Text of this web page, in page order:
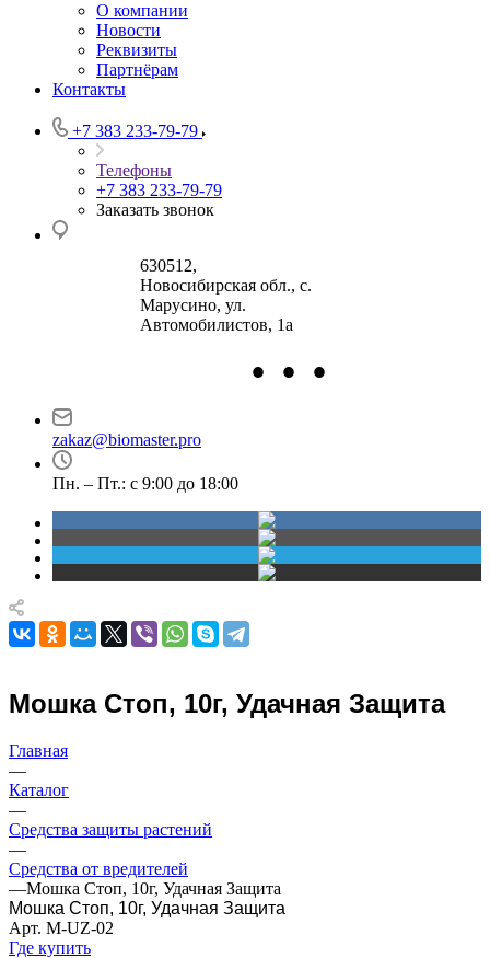
О компании
Новости
Реквизиты
Партнёрам
Контакты
+7 383 233-79-79
Телефоны
+7 383 233-79-79
Заказать звонок
630512,
Новосибирская обл., с.
Марусино, ул.
Автомобилистов, 1а
Маршала Прошлякова,
• • •
zakaz@biomaster.pro
Пн. – Пт.: с 9:00 до 18:00
Мошка Стоп, 10г, Удачная Защита
Главная
—
Каталог
—
Средства защиты растений
—
Средства от вредителей
—Мошка Стоп, 10г, Удачная Защита
Мошка Стоп, 10г, Удачная Защита
Арт. M-UZ-02
Где купить